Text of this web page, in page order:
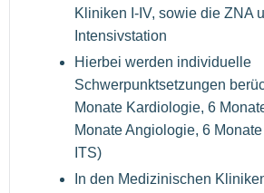
Kliniken I-IV, sowie die ZNA
Intensivstation
Hierbei werden individuelle
Schwerpunktsetzungen
Monate Kardiologie, 6
Monate Angiologie, 6
ITS)
In den Medizinischen